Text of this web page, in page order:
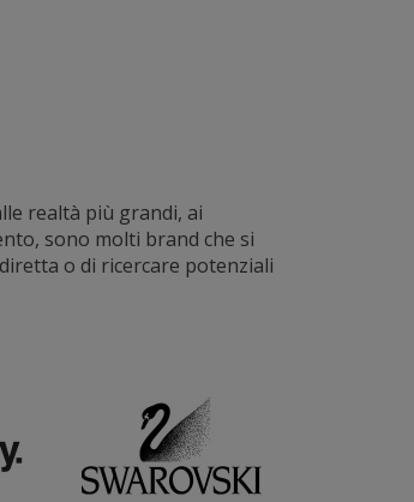
realtà più grandi, ai
sono molti brand che si
o di ricercare potenziali